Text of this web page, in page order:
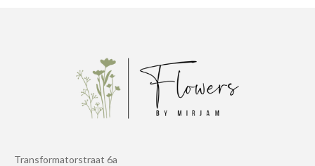
Transformatorstraat 6a